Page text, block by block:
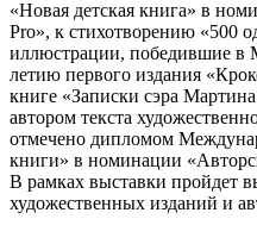
«Новая детская книга» в
Pro», к стихотворению «500
иллюстрации, победившие в
летию первого издания
книге «Записки сэра
автором текста
отмечено дипломом
книги» в номинации
В рамках выставки пройдет
художественных изданий и